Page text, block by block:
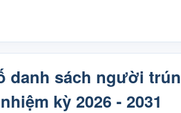
danh sách người
kỳ 2026 - 2031